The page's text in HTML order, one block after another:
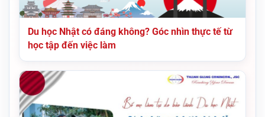
Du học Nhật có đáng không? Góc nhìn thực tế từ
học tập đến việc làm